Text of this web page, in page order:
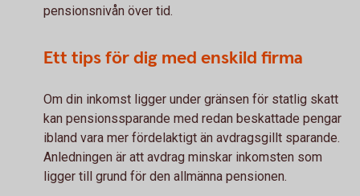
pensionsnivån över tid.
Ett tips för dig med enskild firma
Om din inkomst ligger under gränsen för statlig skatt
kan pensionssparande med redan beskattade pengar
ibland vara mer fördelaktigt än avdragsgillt sparande.
Anledningen är att avdrag minskar inkomsten som
ligger till grund för den allmänna pensionen.